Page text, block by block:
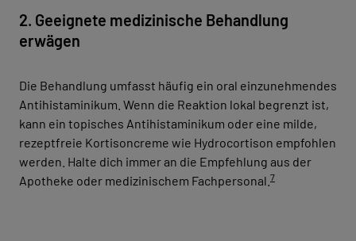
2. Geeignete medizinische Behandlung
erwägen
Die Behandlung umfasst häufig ein oral einzunehmendes
Antihistaminikum. Wenn die Reaktion lokal begrenzt ist,
kann ein topisches Antihistaminikum oder eine milde,
rezeptfreie Kortisoncreme wie Hydrocortison empfohlen
werden. Halte dich immer an die Empfehlung aus der
Apotheke oder medizinischem Fachpersonal. 7